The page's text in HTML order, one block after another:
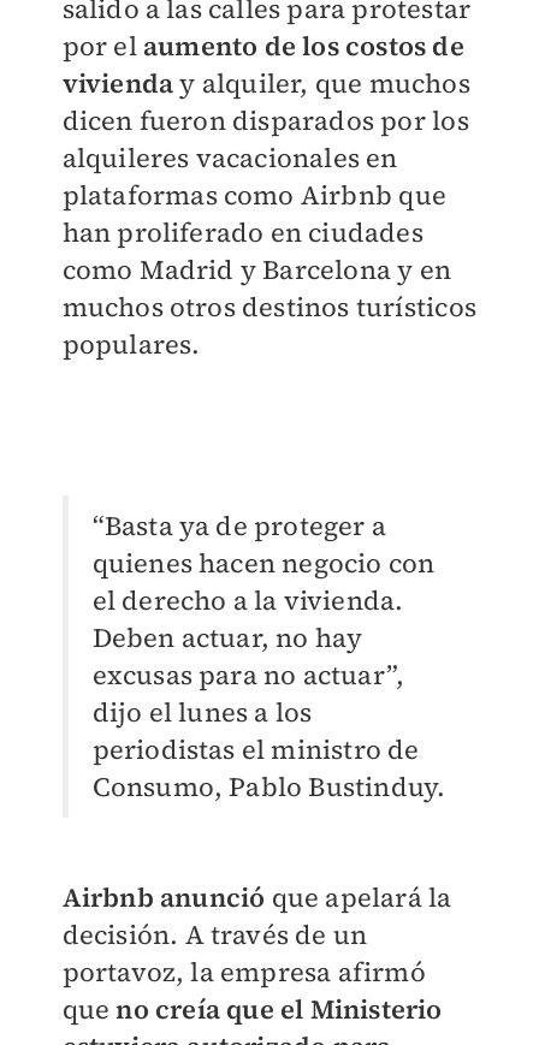
salido a las calles para protestar
por el aumento de los costos de
vivienday alquiler, que muchos
dicen fueron disparados por los
alquileres vacacionales en
plataformas como Airbnb que
han proliferado en ciudades
como Madrid y Barcelona y en
muchos otros destinos turísticos
populares.
“Basta ya de proteger a
quienes hacen negocio con
el derecho a la vivienda.
Deben actuar, no hay
excusas para no actuar”,
dijo el lunes a los
periodistas el ministro de
Consumo, Pablo Bustinduy.
Airbnb anunció que apelará la
decisión. A través de un
portavoz, la empresa afirmó
queno creía que el Ministerio